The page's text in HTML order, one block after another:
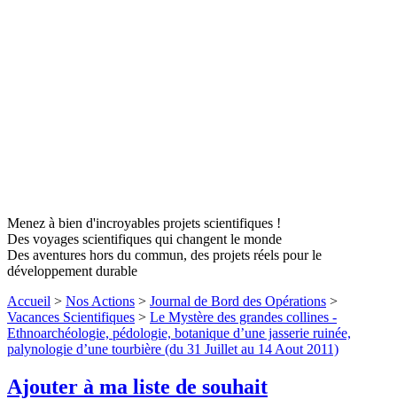
Menez à bien d'incroyables projets scientifiques !
Des voyages scientifiques qui changent le monde
Des aventures hors du commun, des projets réels pour le
développement durable
Accueil > Nos Actions > Journal de Bord des Opérations >
Vacances Scientifiques > Le Mystère des grandes collines -
Ethnoarchéologie, pédologie, botanique d’une jasserie ruinée,
palynologie d’une tourbière (du 31 Juillet au 14 Aout 2011)
Ajouter à ma liste de souhait